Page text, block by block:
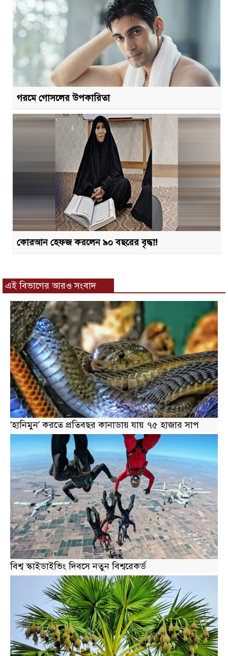
গরমে গোসলের উপকারিতা
কোরআন হেফজ করলেন ৯০ বছরের বৃদ্ধা!
এই বিভাগের আরও সংবাদ
‘হানিমুন’ করতে প্রতিবছর কানাডায় যায় ৭৫ হাজার সাপ
বিশ্ব স্কাইডাইভিং দিবসে নতুন বিশ্বরেকর্ড